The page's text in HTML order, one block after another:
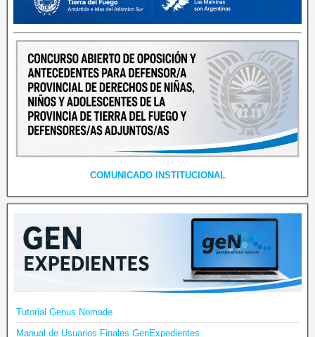
COMUNICADO INSTITUCIONAL
Tutorial Genus Nomade
Manual de Usuarios Finales GenExpedientes